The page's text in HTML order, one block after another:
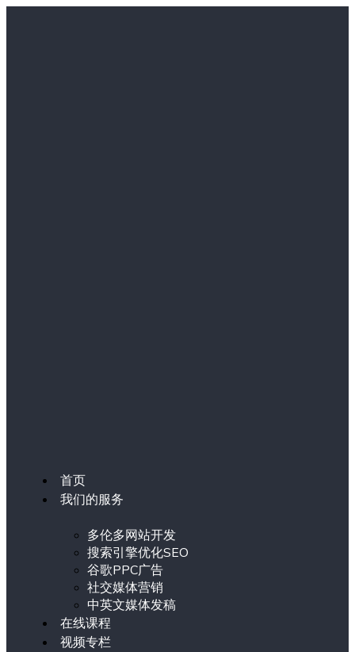
首页
我们的服务
多伦多网站开发
搜索引擎优化SEO
谷歌PPC广告
社交媒体营销
中英文媒体发稿
在线课程
视频专栏